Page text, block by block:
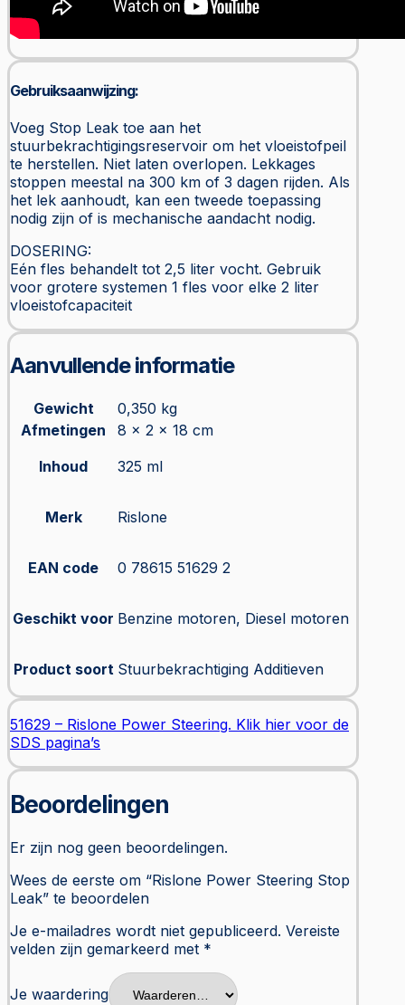
Gebruiksaanwijzing:
Voeg Stop Leak toe aan het
stuurbekrachtigingsreservoir om het vloeistofpeil
te herstellen. Niet laten overlopen. Lekkages
stoppen meestal na 300 km of 3 dagen rijden. Als
het lek aanhoudt, kan een tweede toepassing
nodig zijn of is mechanische aandacht nodig.
DOSERING:
Eén fles behandelt tot 2,5 liter vocht. Gebruik
voor grotere systemen 1 fles voor elke 2 liter
vloeistofcapaciteit
Aanvullende informatie
Gewicht
0,350 kg
Afmetingen
8 × 2 × 18 cm
Inhoud
325 ml
Merk Rislone
EAN code 0 78615 51629 2
Geschikt voor Benzine motoren, Diesel motoren
Product soort Stuurbekrachtiging Additieven
51629 – Rislone Power Steering. Klik hier voor de
SDS pagina’s
Beoordelingen
Er zijn nog geen beoordelingen.
Wees de eerste om “Rislone Power Steering Stop
Leak” te beoordelen
Je e-mailadres wordt niet gepubliceerd. Vereiste
velden zijn gemarkeerd met *
Je waardering